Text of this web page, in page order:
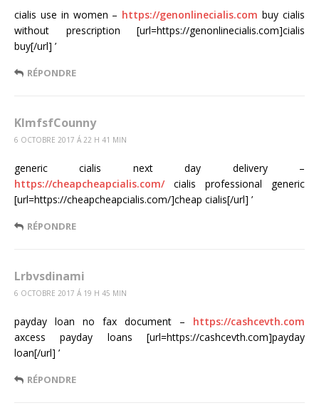
cialis use in women – https://genonlinecialis.com buy cialis
without prescription [url=https://genonlinecialis.com]cialis
buy[/url] ’
RÉPONDRE
KlmfsfCounny
6 OCTOBRE 2017 Á 22 H 41 MIN
generic cialis next day delivery –
https://cheapcheapcialis.com/cialis professional generic
[url=https://cheapcheapcialis.com/]cheap cialis[/url] ’
RÉPONDRE
Lrbvsdinami
6 OCTOBRE 2017 Á 19 H 45 MIN
payday loan no fax document – https://cashcevth.com
axcess payday loans [url=https://cashcevth.com]payday
loan[/url] ’
RÉPONDRE